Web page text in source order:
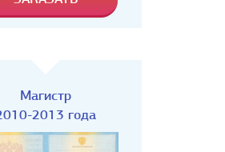
Магистр
2013 года